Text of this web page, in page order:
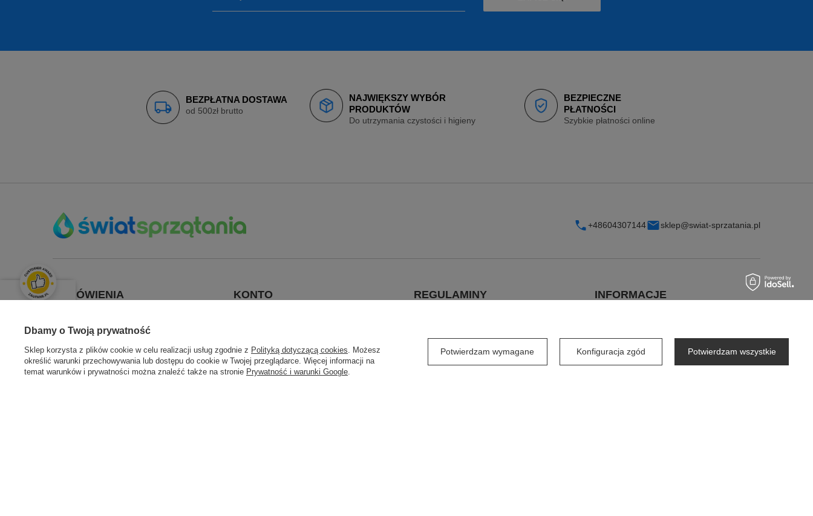
Świetnie
Łącznie opinii:
133 opinii
BEZPŁATNA DOSTAWA
od 500zł brutto
NAJWIĘKSZY WYBÓR
PRODUKTÓW
Do utrzymania czystości i higieny
BEZPIECZNE
PŁATNOŚCI
Szybkie płatności online
+48604307144 sklep@swiat-sprzatania.pl
ZAMÓWIENIA
Chcę zareklamować towar
Chcę zwrócić towar
KONTO
Koszyk
Ulubione
REGULAMINY
Sposoby płatności
INFORMACJE
Współpraca dla firm
Współpraca dla dostawców
Dbamy o Twoją prywatność
Sklep korzysta z plików cookie w celu realizacji usług zgodnie z Polityką dotyczącą cookies . Możesz
określić warunki przechowywania lub dostępu do cookie w Twojej przeglądarce. Więcej informacji na
temat warunków i prywatności można znaleźć także na stronie Prywatność i warunki Google
Potwierdzam wymagane Konfiguracja zgód Potwierdzam wszystkie